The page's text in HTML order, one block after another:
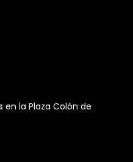
en la Plaza Colón de